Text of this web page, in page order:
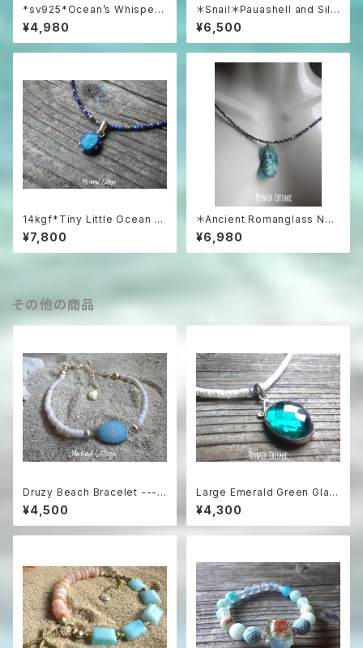
*sv925*Ocean’s Whisper
– Raw Aquamarine Pendan
t アクアマリンラフロックのネッ
クレス
¥4,980
＊Snail＊Pauashell and Silv
er 925 シルバー925とパウア
シェルの巻貝ネックレス
¥6,500
14kgf*Tiny Little Ocean O
pal Necklace オーストラリア
産プレシャスオパール&ラピスラ
ズリ
¥7,800
＊Ancient Romanglass Nec
klace3WAY☆ローマングラス
ブラックスピネルネックレス☆ユ
ニセックス☆
¥6,980
その他の商品
Druzy Beach Bracelet ---b
lue druzy & shell
¥4,500
Large Emerald Green Glas
s & Natural Shell Necklace
深海のエメラルドグリーン カ
ットガラスとホワイトシェルのリ
¥4,300